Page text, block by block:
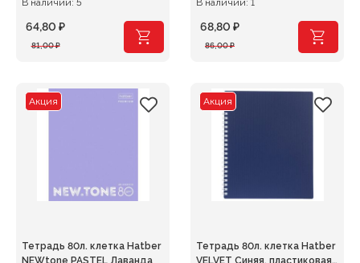
В наличии: 5
81,00₽
Первоначальная
81,00 ₽.
64,80 ₽
Текущая
В наличии: 1
86,00₽
Первоначальная
86,00 ₽.
68,80 ₽
Текущая
Акция
Тетрадь 80л. клетка Hatber
NEWtone PASTEL Лаванда
Акция
Тетрадь 80л. клетка Hatber
VELVET Синяя, пластиковая